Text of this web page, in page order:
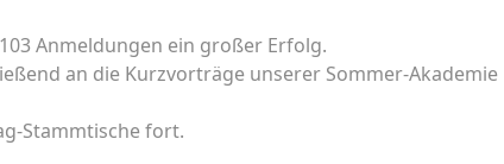
Anmeldungen ein großer Erfolg.
an die Kurzvorträge unserer Sommer-Akademie
Stammtische fort.